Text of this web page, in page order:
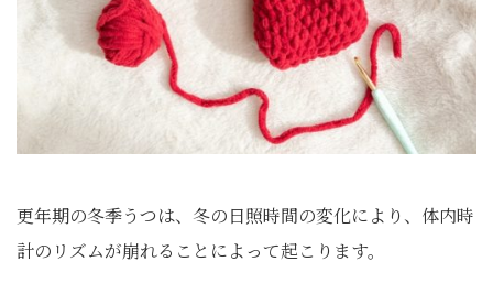
更年期の冬季うつは、冬の日照時間の変化により、体内時
計のリズムが崩れることによって起こります。